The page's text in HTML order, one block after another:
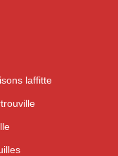
laffitte